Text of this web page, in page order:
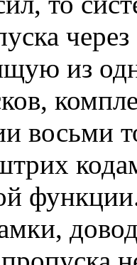
из
восьми